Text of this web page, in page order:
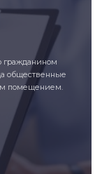
общественные
помещением.